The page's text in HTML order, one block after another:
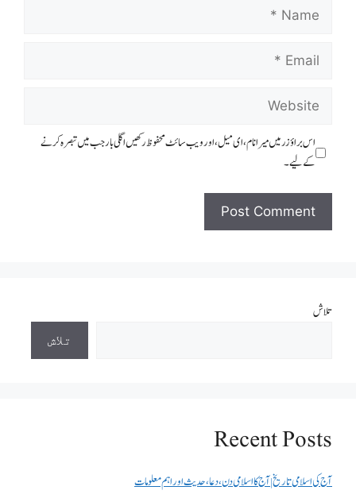
Email
Website
اس براؤزر میں میرا نام، ای میل، اور ویب سائٹ محفوظ رکھیں اگلی بار جب میں تبصرہ کرنے
کےلیے۔
تلاش
تلاش
Recent Posts
آج کی اسلامی تاریخ | آج کا اسلامی دن، دعا، حدیث اور اہم معلومات